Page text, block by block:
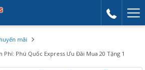
mãi
Phú Quốc Express Ưu Đãi Mua 20 Tặng 1